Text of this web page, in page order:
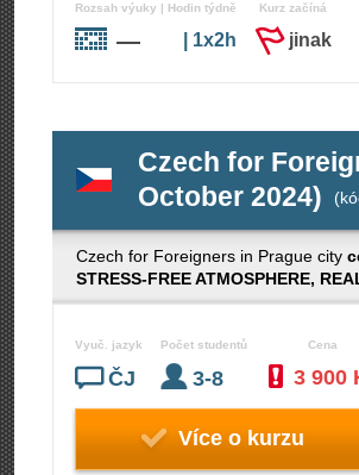
Rozsah výuky | Hodin týdně
— | 1x2h
Kurz začíná
jinak
Czech for
October 2024)
Czech for Foreigners in Prague city
STRESS-FREE ATMOSPHERE,
Vyuč. jazyk
ČJ
Počet studentů
3-8
Cena
3 900
Více o kurzu